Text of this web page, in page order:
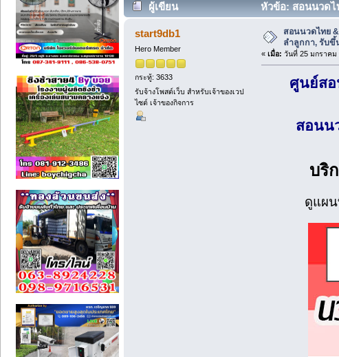
ผู้เขียน
หัวข้อ: สอนนวดไ
ครั้ง)
start9db1
Hero Member
กระทู้: 3633
รับจ้างโพสต์เว็บ สำหรับเจ้าของเวป
ไซต์ เจ้าของกิจการ
สอนนวดไทย
ลำลูกกา, รับขึ้
« เมื่อ: วันที่ 25 มกราคม
ศูนย์สอ
สอนน
บริ
ดูแผน